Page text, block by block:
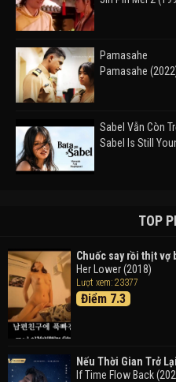
Pamasahe
Pamasahe
Sabel Vẫn Còn
Sabel Is Still
Takas (2024)
Thám Tử Lừng
Đen
Detective Conan:
Trong Tranh
Doraemon the
TOP
Chuốc say rồi thịt vợ
Her Lower (2018)
Lượt xem: 23377
Điểm 7.3
Nếu Thời Gian Trở Lại
If Time Flow Back